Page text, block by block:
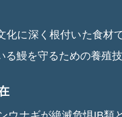
化に深く根付いた食材
る鰻を守るための養殖